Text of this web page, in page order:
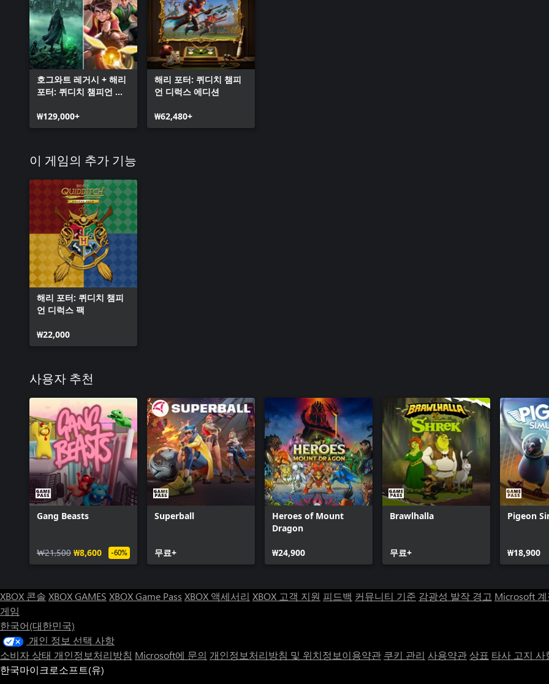
호그와트 레거시 + 해리
포터: 퀴디치 챔피언 디
₩129,000+
해리 포터: 퀴디치 챔피
언 디럭스 에디션
₩62,480+
이 게임의 추가 기능
해리 포터: 퀴디치 챔피
언 디럭스 팩
₩22,000
사용자 추천
Gang Beasts
₩21,500 ₩8,600 -60%
Superball
무료+
Heroes of Mount
Dragon
₩24,900
Brawlhalla
무료+
Pigeon
₩18,900
XBOX 콘솔 XBOX GAMES XBOX Game Pass XBOX 액세서리 XBOX 고객 지원 피드백 커뮤니티 기준 감광성 발작 경고 Microsoft 계
게임
한국어(대한민국)
개인 정보 선택 사항
소비자 상태 개인정보처리방침 Microsoft에 문의 개인정보처리방침 및 위치정보이용약관 쿠키 관리 사용약관 상표 타사 고지 사
한국마이크로소프트(유)